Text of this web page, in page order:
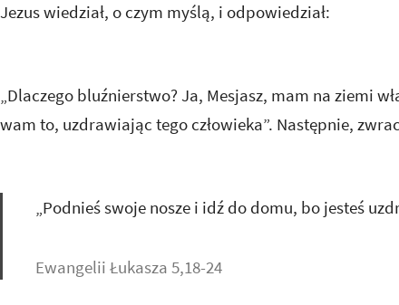
Jezus wiedział, o czym myślą, i odpowiedział:
„Dlaczego bluźnierstwo? Ja, Mesjasz, mam na ziemi
wam to, uzdrawiając tego człowieka”. Następnie,
„Podnieś swoje nosze i idź do domu, bo jesteś
Ewangelii Łukasza 5,18-24